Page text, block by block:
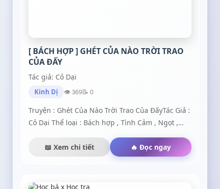
[ BÁCH HỢP ] GHÉT CỦA NÀO TRỜI TRAO
CỦA ĐẤY
Tác giả: Cỏ Dại
Kinh Dị 👁 369📝 0
Truyện : Ghét Của Nào Trời Trao Của ĐấyTác Giả :
Cỏ Dại Thể loại : Bách hợp , Tình Cảm , Ngọt ,
BẠN KHÔNG ĐƯỢC ĐEM TRUYỆN ĐI MÀ KHÔNG
XIN PHÉP TÁC GIẢ NHÉ ).Tống Tiêu Du : 18 tuổi ba
cá tính , xinh đẹp . tính tình khá mạnh mẽ , năng
📖 Xem chi tiết 🔥 Đọc ngay